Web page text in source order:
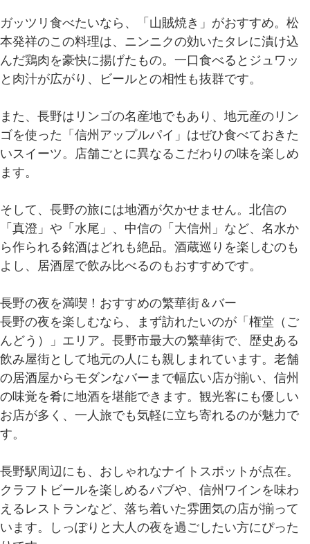
ガッツリ食べたいなら、「山賊焼き」がおすすめ。松
本発祥のこの料理は、ニンニクの効いたタレに漬け込
んだ鶏肉を豪快に揚げたもの。一口食べるとジュワッ
と肉汁が広がり、ビールとの相性も抜群です。
また、長野はリンゴの名産地でもあり、地元産のリン
ゴを使った「信州アップルパイ」はぜひ食べておきた
いスイーツ。店舗ごとに異なるこだわりの味を楽しめ
ます。
そして、長野の旅には地酒が欠かせません。北信の
「真澄」や「水尾」、中信の「大信州」など、名水か
ら作られる銘酒はどれも絶品。酒蔵巡りを楽しむのも
よし、居酒屋で飲み比べるのもおすすめです。
長野の夜を満喫！おすすめの繁華街＆バー
長野の夜を楽しむなら、まず訪れたいのが「権堂（ご
んどう）」エリア。長野市最大の繁華街で、歴史ある
飲み屋街として地元の人にも親しまれています。老舗
の居酒屋からモダンなバーまで幅広い店が揃い、信州
の味覚を肴に地酒を堪能できます。観光客にも優しい
お店が多く、一人旅でも気軽に立ち寄れるのが魅力で
す。
長野駅周辺にも、おしゃれなナイトスポットが点在。
クラフトビールを楽しめるパブや、信州ワインを味わ
えるレストランなど、落ち着いた雰囲気の店が揃って
います。しっぽりと大人の夜を過ごしたい方にぴった